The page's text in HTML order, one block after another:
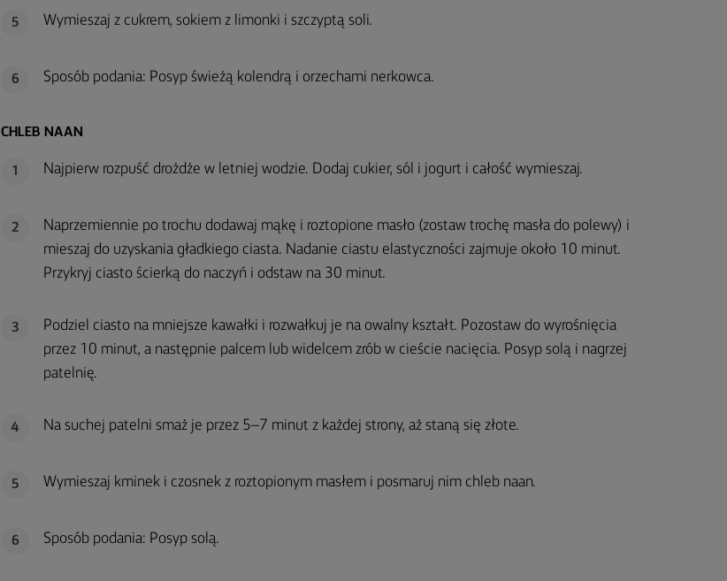
5 Wymieszaj z cukrem, sokiem z limonki i szczyptą soli.
6 Sposób podania: Posyp świeżą kolendrą i orzechami nerkowca.
CHLEB NAAN
1 Najpierw rozpuść drożdże w letniej wodzie. Dodaj cukier, sól i jogurt i całość wymieszaj.
2
Naprzemiennie po trochu dodawaj mąkę i roztopione masło (zostaw trochę masła do polewy) i
mieszaj do uzyskania gładkiego ciasta. Nadanie ciastu elastyczności zajmuje około 10 minut.
Przykryj ciasto ścierką do naczyń i odstaw na 30 minut.
3
Podziel ciasto na mniejsze kawałki i rozwałkuj je na owalny kształt. Pozostaw do wyrośnięcia
przez 10 minut, a następnie palcem lub widelcem zrób w cieście nacięcia. Posyp solą i nagrzej
patelnię.
4 Na suchej patelni smaż je przez 5–7 minut z każdej strony, aż staną się złote.
5 Wymieszaj kminek i czosnek z roztopionym masłem i posmaruj nim chleb naan.
6 Sposób podania: Posyp solą.